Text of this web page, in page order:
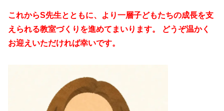
これからS先生とともに、より一層子どもたちの成長を支
えられる教室づくりを進めてまいります。 どうぞ温かく
お迎えいただければ幸いです。